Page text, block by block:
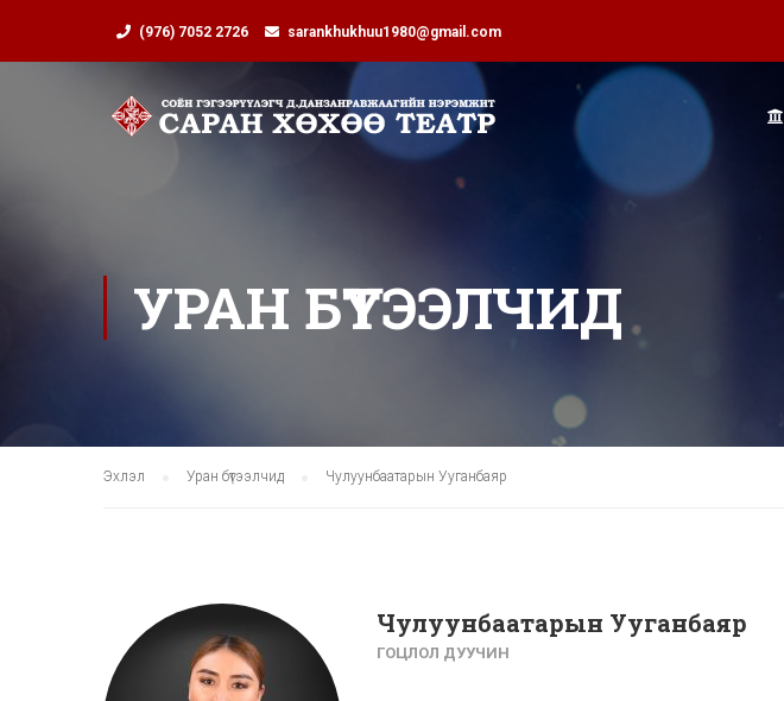
(976) 7052 2726 sarankhukhuu1980@gmail.com
УРАН БҮТЭЭЛЧИД
Эхлэл Уран бүтээлчид Чулуунбаатарын Ууганбаяр
Чулуунбаатарын Ууганбаяр
ГОЦЛОЛ ДУУЧИН